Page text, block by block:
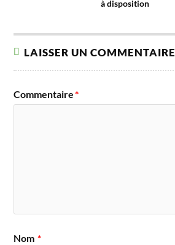
à disposition
LAISSER UN COMMENTAIRE
Commentaire*
Nom *